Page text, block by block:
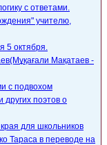
с ответами.
учителю,
5 октября.
Мақатаев -
с подвохом
других поэтов о
для школьников
Тараса в переводе на